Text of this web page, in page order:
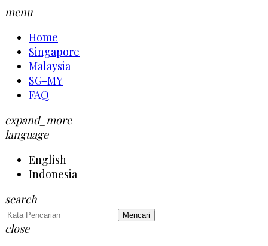
menu
Home
Singapore
Malaysia
SG-MY
FAQ
expand_more
language
English
Indonesia
search
Mencari
close